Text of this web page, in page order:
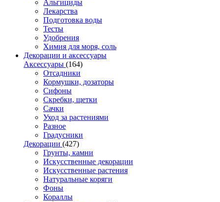
Альгициды
Лекарства
Подготовка воды
Тесты
Удобрения
Химия для моря, соль
Декорации и аксессуары
Аксессуары (164)
Отсадники
Кормушки, дозаторы
Сифоны
Скребки, щетки
Сачки
Уход за растениями
Разное
Градусники
Декорации (427)
Грунты, камни
Искусственные декорации
Искусственные растения
Натуральные коряги
Фоны
Кораллы